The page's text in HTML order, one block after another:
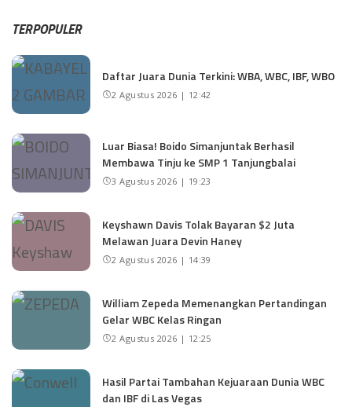
TERPOPULER
Daftar Juara Dunia Terkini: WBA, WBC, IBF, WBO
2 Agustus 2026 | 12:42
Luar Biasa! Boido Simanjuntak Berhasil
Membawa Tinju ke SMP 1 Tanjungbalai
3 Agustus 2026 | 19:23
Keyshawn Davis Tolak Bayaran $2 Juta
Melawan Juara Devin Haney
2 Agustus 2026 | 14:39
William Zepeda Memenangkan Pertandingan
Gelar WBC Kelas Ringan
2 Agustus 2026 | 12:25
Hasil Partai Tambahan Kejuaraan Dunia WBC
dan IBF di Las Vegas